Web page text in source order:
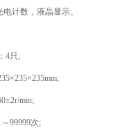
计数，液晶显示。
4只;
min;
99999次;